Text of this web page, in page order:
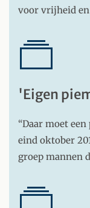
voor vrijheid
'Eigen
“Daar moet
eind oktober
groep mannen